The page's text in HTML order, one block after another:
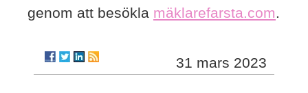
genom att besökla mäklarefarsta.com.
31 mars 2023